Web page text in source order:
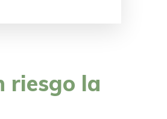
riesgo la